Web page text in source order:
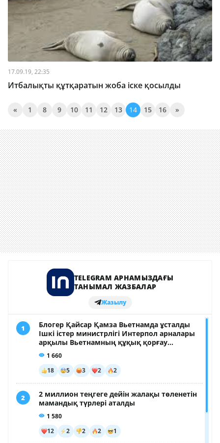
17.09.19, 22:35
Итбалықты құтқаратын жоба іске қосылды
« 1 8 9 10 11 12 13 14 15 16 »